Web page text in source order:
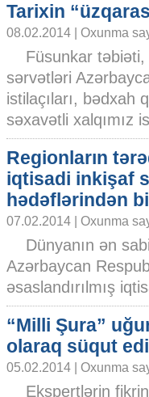
Tarixin
08.02.2014 | Oxunma
Füsunkar təbiəti,
sərvətləri
istilaçıları, bədxah
səxavətli xalqımız
Regionların
iqtisadi inkişaf
hədəflərindən
07.02.2014 | Oxunma
Dünyanın ən
Azərbaycan
əsaslandırılmış
“Milli Şura”
olaraq süqut
05.02.2014 | Oxunma
Ekspertlərin